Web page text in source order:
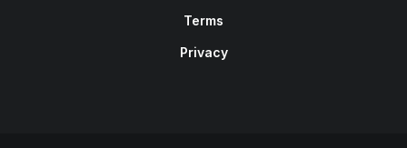
Terms
Privacy